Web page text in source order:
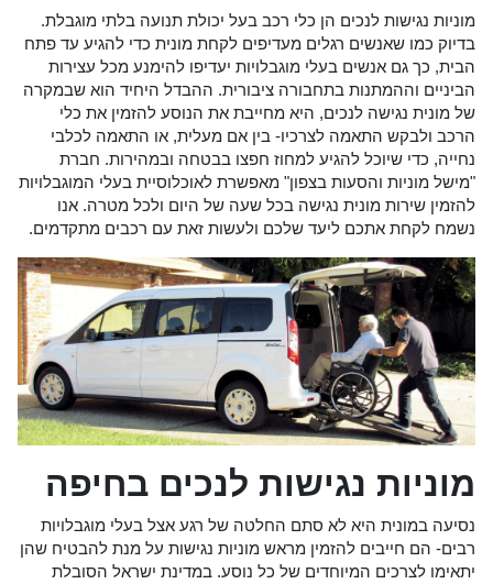
מוניות נגישות לנכים הן כלי רכב בעל יכולת תנועה בלתי מוגבלת.
בדיוק כמו שאנשים רגלים מעדיפים לקחת מונית כדי להגיע עד פתח
הבית, כך גם אנשים בעלי מוגבלויות יעדיפו להימנע מכל עצירות
הביניים וההמתנות בתחבורה ציבורית. ההבדל היחיד הוא שבמקרה
של מונית נגישה לנכים, היא מחייבת את הנוסע להזמין את כלי
הרכב ולבקש התאמה לצרכיו- בין אם מעלית, או התאמה לכלבי
נחייה, כדי שיוכל להגיע למחוז חפצו בבטחה ובמהירות. חברת
"מישל מוניות והסעות בצפון" מאפשרת לאוכלוסיית בעלי המוגבלויות
להזמין שירות מונית נגישה בכל שעה של היום ולכל מטרה. אנו
נשמח לקחת אתכם ליעד שלכם ולעשות זאת עם רכבים מתקדמים.
מוניות נגישות לנכים בחיפה
נסיעה במונית היא לא סתם החלטה של רגע אצל בעלי מוגבלויות
רבים- הם חייבים להזמין מראש מוניות נגישות על מנת להבטיח שהן
יתאימו לצרכים המיוחדים של כל נוסע. במדינת ישראל הסובלת